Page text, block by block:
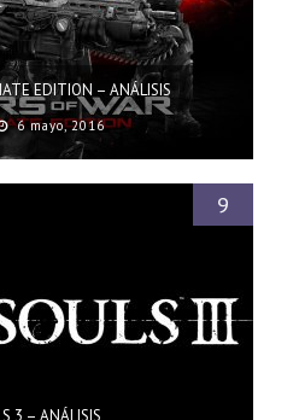
EDITION – ANÁLISIS
6 mayo, 2016
9